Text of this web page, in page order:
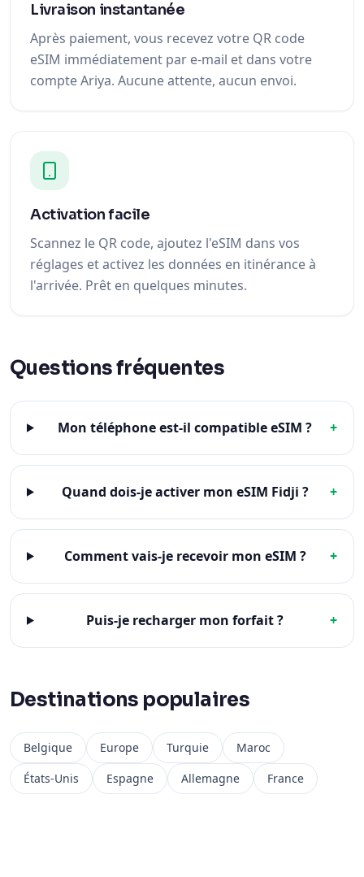
Livraison instantanée
Après paiement, vous recevez votre QR code
eSIM immédiatement par e-mail et dans votre
compte Ariya. Aucune attente, aucun envoi.
Activation facile
Scannez le QR code, ajoutez l'eSIM dans vos
réglages et activez les données en itinérance à
l'arrivée. Prêt en quelques minutes.
Questions fréquentes
Mon téléphone est-il compatible eSIM ? +
Quand dois-je activer mon eSIM Fidji ? +
Comment vais-je recevoir mon eSIM ? +
Puis-je recharger mon forfait ? +
Destinations populaires
Belgique Europe Turquie
Maroc
États-Unis
Espagne Allemagne France